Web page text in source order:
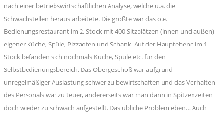
nach einer betriebswirtschaftlichen Analyse, welche u.a. die
Schwachstellen heraus arbeitete. Die größte war das o.e.
Bedienungsrestaurant im 2. Stock mit 400 Sitzplätzen (innen und außen)
eigener Küche, Spüle, Pizzaofen und Schank. Auf der Hauptebene im 1.
Stock befanden sich nochmals Küche, Spüle etc. für den
Selbstbedienungsbereich. Das Obergeschoß war aufgrund
unregelmäßiger Auslastung schwer zu bewirtschaften und das Vorhalten
des Personals war zu teuer, andererseits war man dann in Spitzenzeiten
doch wieder zu schwach aufgestellt. Das übliche Problem eben… Auch